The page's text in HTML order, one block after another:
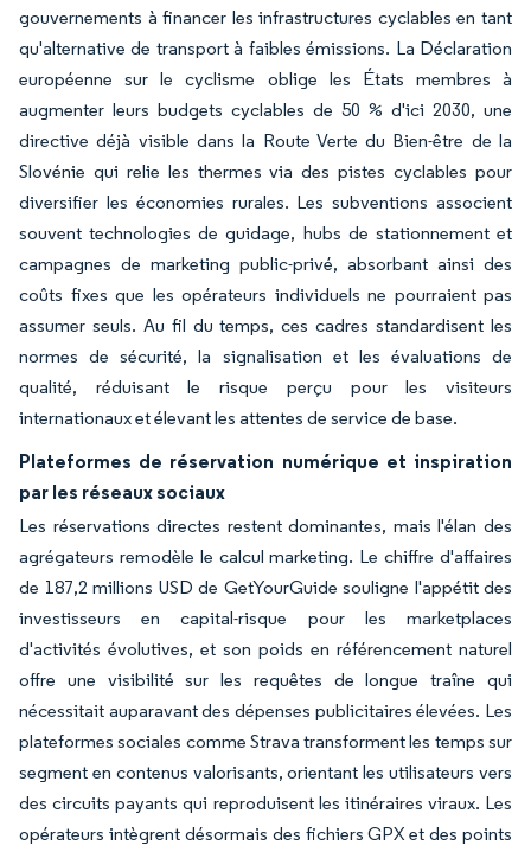
gouvernements à financer les infrastructures cyclables en tant
qu'alternative de transport à faibles émissions. La Déclaration
européenne sur le cyclisme oblige les États membres à
augmenter leurs budgets cyclables de 50 % d'ici 2030, une
directive déjà visible dans la Route Verte du Bien-être de la
Slovénie qui relie les thermes via des pistes cyclables pour
diversifier les économies rurales. Les subventions associent
souvent technologies de guidage, hubs de stationnement et
campagnes de marketing public-privé, absorbant ainsi des
coûts fixes que les opérateurs individuels ne pourraient pas
assumer seuls. Au fil du temps, ces cadres standardisent les
normes de sécurité, la signalisation et les évaluations de
qualité, réduisant le risque perçu pour les visiteurs
internationaux et élevant les attentes de service de base.
Plateformes de réservation numérique et inspiration
par les réseaux sociaux
Les réservations directes restent dominantes, mais l'élan des
agrégateurs remodèle le calcul marketing. Le chiffre d'affaires
de 187,2 millions USD de GetYourGuide souligne l'appétit des
investisseurs en capital-risque pour les marketplaces
d'activités évolutives, et son poids en référencement naturel
offre une visibilité sur les requêtes de longue traîne qui
nécessitait auparavant des dépenses publicitaires élevées. Les
plateformes sociales comme Strava transforment les temps sur
segment en contenus valorisants, orientant les utilisateurs vers
des circuits payants qui reproduisent les itinéraires viraux. Les
opérateurs intègrent désormais des fichiers GPX et des points